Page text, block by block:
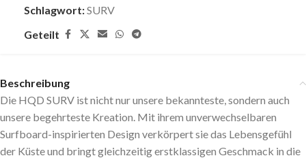
Schlagwort:SURV
Geteilt
Beschreibung
Die HQD SURV ist nicht nur unsere bekannteste, sondern auch
unsere begehrteste Kreation. Mit ihrem unverwechselbaren
Surfboard-inspirierten Design verkörpert sie das Lebensgefühl
der Küste und bringt gleichzeitig erstklassigen Geschmack in die